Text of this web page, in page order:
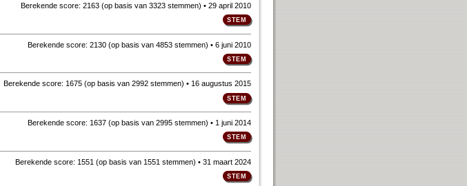
Berekende score: 2163(op basis van 3323 stemmen) • 29 april 2010
Berekende score: 2130(op basis van 4853 stemmen) • 6 juni 2010
Berekende score: 1675(op basis van 2992 stemmen) • 16 augustus 2015
Berekende score: 1637(op basis van 2995 stemmen) • 1 juni 2014
Berekende score: 1551 (op basis van 1551 stemmen) • 31 maart 2024